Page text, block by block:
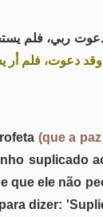
ربي، فلم
دعوت، فلم أر
(que a
suplicado
ele não
dizer: